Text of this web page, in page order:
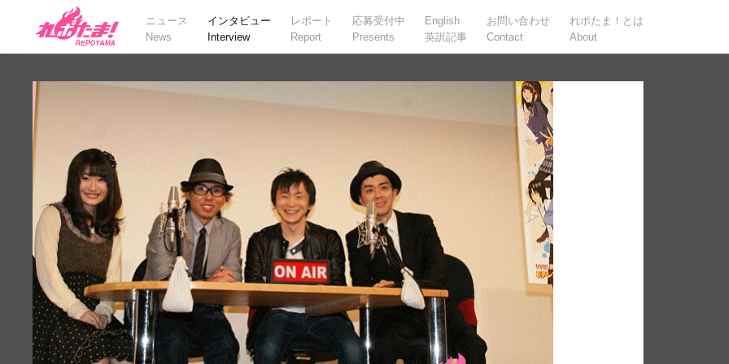
ニュース
News
インタビュー
Interview
レポート
Report
応募受付中
Presents
English
英訳記事
お問い合わせ
Contact
れポたま！とは
About